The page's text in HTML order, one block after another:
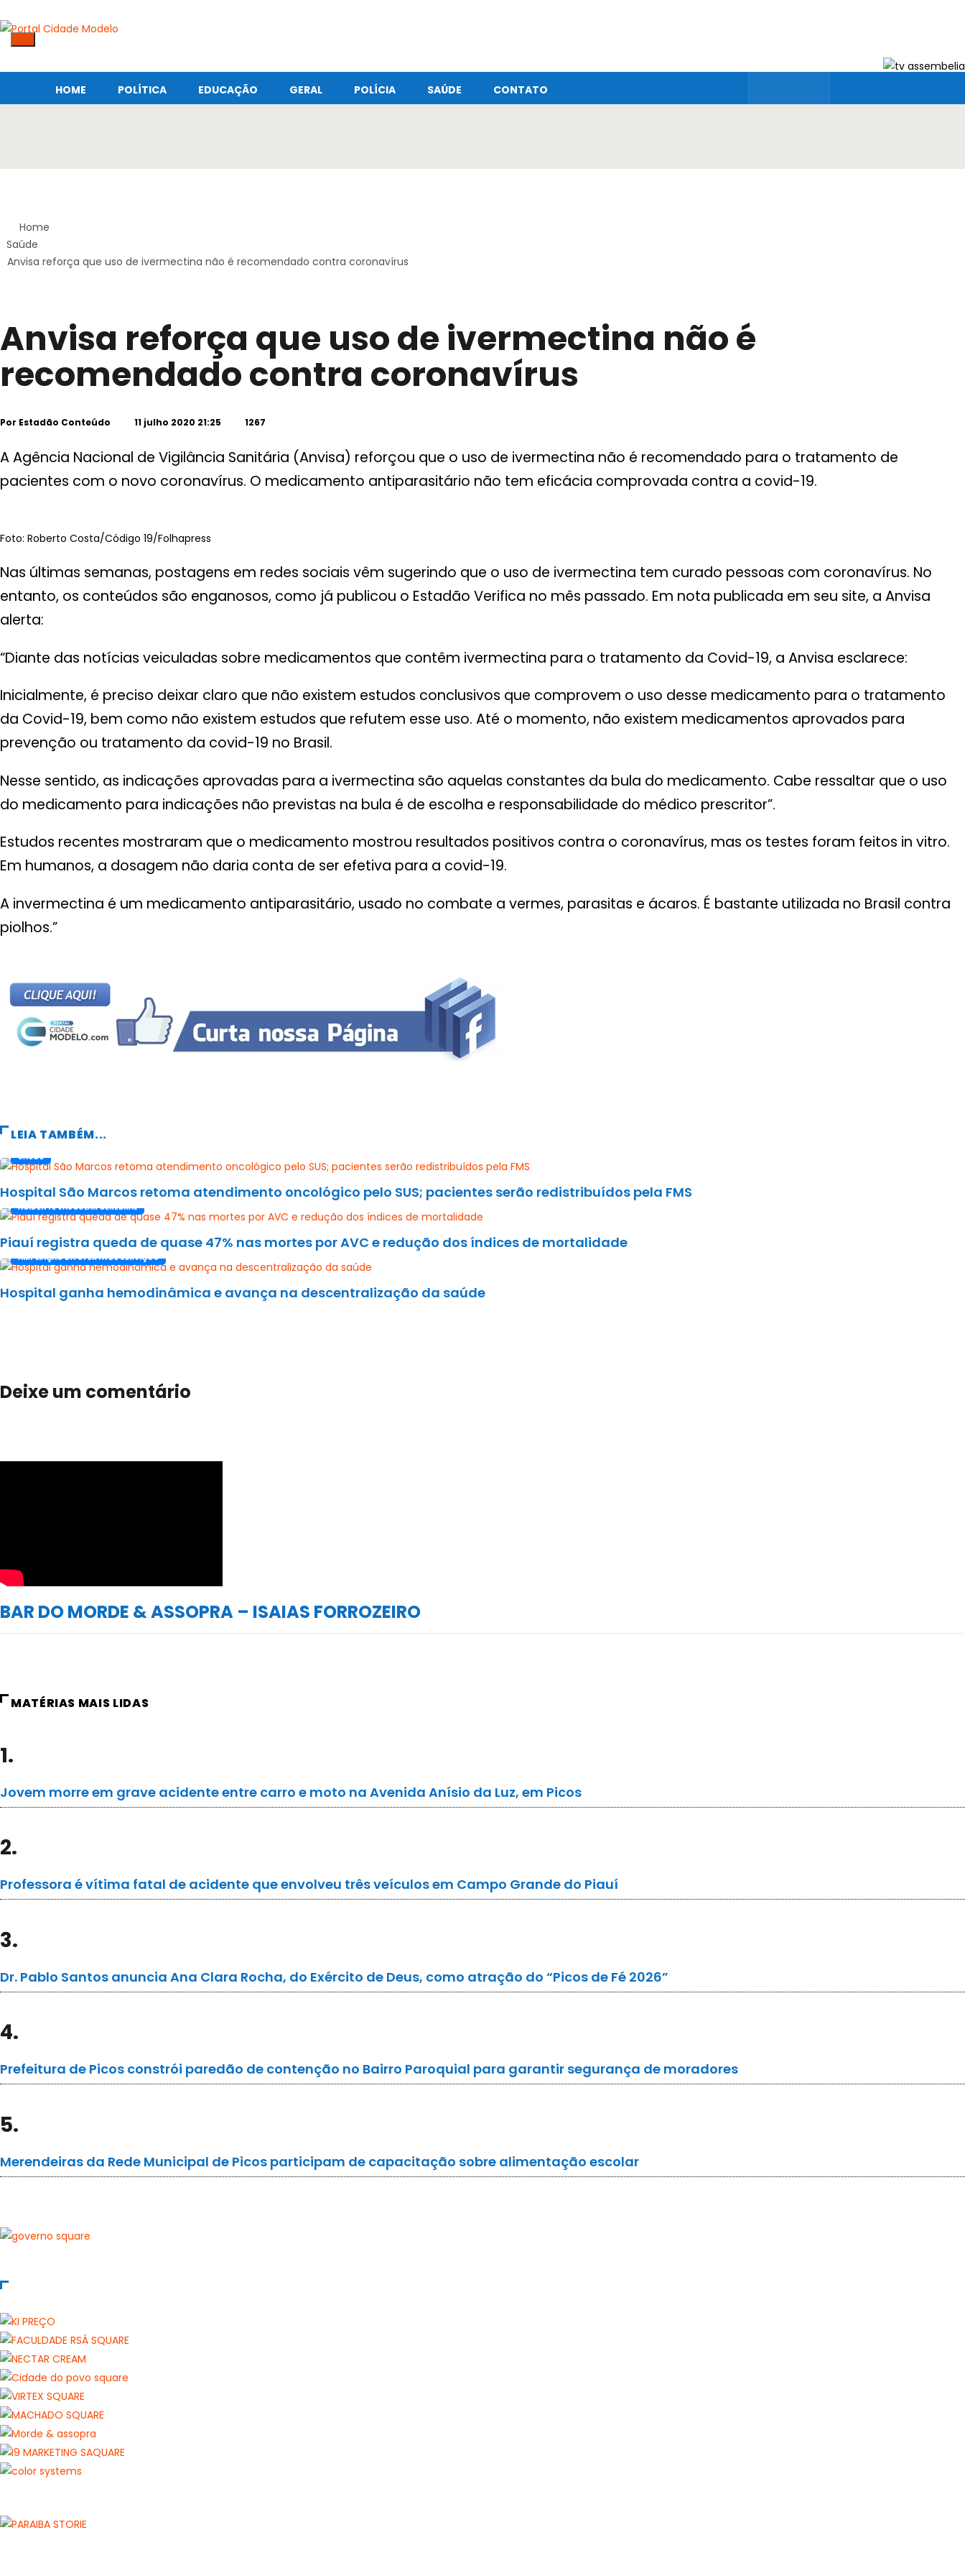
HOME POLÍTICA EDUCAÇÃO GERAL POLÍCIA SAÚDE CONTATO
Home
Saúde
Anvisa reforça que uso de ivermectina não é recomendado contra coronavírus
Anvisa reforça que uso de ivermectina não é
recomendado contra coronavírus
Por Estadão Conteúdo 11 julho 2020 21:25 1267
A Agência Nacional de Vigilância Sanitária (Anvisa) reforçou que o uso de ivermectina não é recomendado para o tratamento de
pacientes com o novo coronavírus. O medicamento antiparasitário não tem eficácia comprovada contra a covid-19.
Foto: Roberto Costa/Código 19/Folhapress
Nas últimas semanas, postagens em redes sociais vêm sugerindo que o uso de ivermectina tem curado pessoas com coronavírus. No
entanto, os conteúdos são enganosos, como já publicou o Estadão Verifica no mês passado. Em nota publicada em seu site, a Anvisa
alerta:
“Diante das notícias veiculadas sobre medicamentos que contêm ivermectina para o tratamento da Covid-19, a Anvisa esclarece:
Inicialmente, é preciso deixar claro que não existem estudos conclusivos que comprovem o uso desse medicamento para o tratamento
da Covid-19, bem como não existem estudos que refutem esse uso. Até o momento, não existem medicamentos aprovados para
prevenção ou tratamento da covid-19 no Brasil.
Nesse sentido, as indicações aprovadas para a ivermectina são aquelas constantes da bula do medicamento. Cabe ressaltar que o uso
do medicamento para indicações não previstas na bula é de escolha e responsabilidade do médico prescritor”.
Estudos recentes mostraram que o medicamento mostrou resultados positivos contra o coronavírus, mas os testes foram feitos in vitro.
Em humanos, a dosagem não daria conta de ser efetiva para a covid-19.
A invermectina é um medicamento antiparasitário, usado no combate a vermes, parasitas e ácaros. É bastante utilizada no Brasil contra
piolhos.”
LEIA TAMBÉM...
SAÚDE
Hospital São Marcos retoma atendimento oncológico pelo SUS; pacientes serão redistribuídos pela FMS
ACIDENTE VASCULAR CEREBRAL
Piauí registra queda de quase 47% nas mortes por AVC e redução dos índices de mortalidade
AMPLIAÇÃO DA OFERTA DE SERVIÇOS
Hospital ganha hemodinâmica e avança na descentralização da saúde
Deixe um comentário
BAR DO MORDE & ASSOPRA – ISAIAS FORROZEIRO
MATÉRIAS MAIS LIDAS
1.
Jovem morre em grave acidente entre carro e moto na Avenida Anísio da Luz, em Picos
2.
Professora é vítima fatal de acidente que envolveu três veículos em Campo Grande do Piauí
3.
Dr. Pablo Santos anuncia Ana Clara Rocha, do Exército de Deus, como atração do “Picos de Fé 2026”
4.
Prefeitura de Picos constrói paredão de contenção no Bairro Paroquial para garantir segurança de moradores
5.
Merendeiras da Rede Municipal de Picos participam de capacitação sobre alimentação escolar